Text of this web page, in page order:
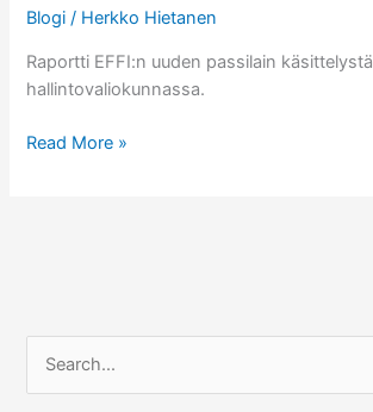
Blogi / Herkko Hietanen
Raportti EFFI:n uuden passilain käsittelystä
hallintovaliokunnassa.
RFID
Read More »